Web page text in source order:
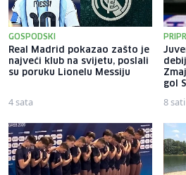
GOSPODSKI
Real Madrid pokazao zašto je
najveći klub na svijetu, poslali
su poruku Lionelu Messiju
4 sata
gol
8 sati